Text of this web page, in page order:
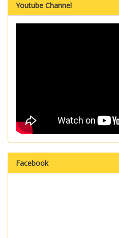
Youtube Channel
Facebook